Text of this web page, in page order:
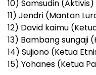
10) Samsudin (Aktivis)
11) Jendri (Mantan
12) David kaimu
13) Bambang sungaji
14) Sujiono (Ketua
15) Yohanes (Ketua